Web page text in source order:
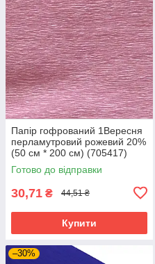
Папір гофрований 1Вересня
перламутровий рожевий 20%
(50 см * 200 см) (705417)
Готово до відправки
30,71 ₴ 44,51 ₴
Купити
–30%